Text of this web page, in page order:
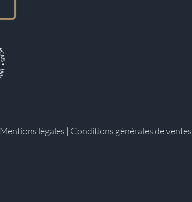
Mentions légales | Conditions générales de ventes